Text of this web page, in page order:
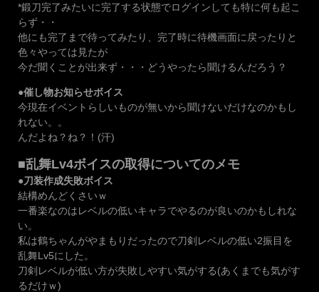
*鍛刀完了みたいに完了する状態でログインしても特に何も起こ
らず・・
他にも完了まで待ってみたり、完了時に待機画面に戻ったりと
色々やっては見たが
今だ聞くことが出来ず・・・どうやったら聞けるんだろう？
●催し物お知らせボイス
今現在イベントらしいものが無いから聞けないだけなのかもし
れない。。
んだよね？ね？！(汗)
■乱舞Lv4ボイスの取得についてのメモ
●刀装作成失敗ボイス
結構めんどくさいｗ
一番楽なのはレベルの低いキャラでやるのが良いのかもしれな
い。
私は鶴ちゃんがやまもりだったので刀剣レベルの低い2振目を
乱舞Lv5にした。
刀剣レベルが低い方が失敗しやすい気がする(あくまでも気がす
るだけｗ)